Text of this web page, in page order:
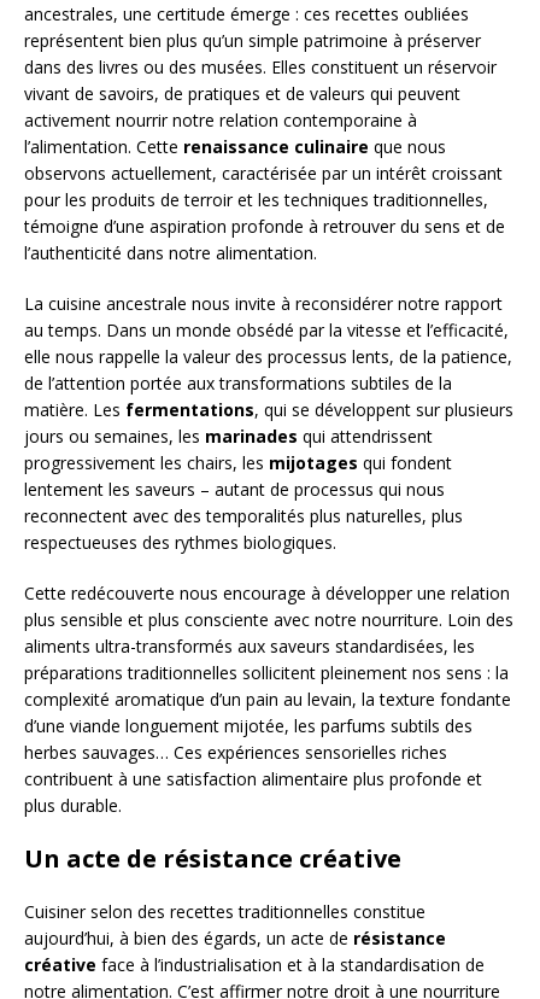
ancestrales, une certitude émerge : ces recettes oubliées
représentent bien plus qu’un simple patrimoine à préserver
dans des livres ou des musées. Elles constituent un réservoir
vivant de savoirs, de pratiques et de valeurs qui peuvent
activement nourrir notre relation contemporaine à
l’alimentation. Cette renaissance culinaire que nous
observons actuellement, caractérisée par un intérêt croissant
pour les produits de terroir et les techniques traditionnelles,
témoigne d’une aspiration profonde à retrouver du sens et de
l’authenticité dans notre alimentation.
La cuisine ancestrale nous invite à reconsidérer notre rapport
au temps. Dans un monde obsédé par la vitesse et l’efficacité,
elle nous rappelle la valeur des processus lents, de la patience,
de l’attention portée aux transformations subtiles de la
matière. Les fermentations, qui se développent sur plusieurs
jours ou semaines, les marinades qui attendrissent
progressivement les chairs, les mijotages qui fondent
lentement les saveurs – autant de processus qui nous
reconnectent avec des temporalités plus naturelles, plus
respectueuses des rythmes biologiques.
Cette redécouverte nous encourage à développer une relation
plus sensible et plus consciente avec notre nourriture. Loin des
aliments ultra-transformés aux saveurs standardisées, les
préparations traditionnelles sollicitent pleinement nos sens : la
complexité aromatique d’un pain au levain, la texture fondante
d’une viande longuement mijotée, les parfums subtils des
herbes sauvages… Ces expériences sensorielles riches
contribuent à une satisfaction alimentaire plus profonde et
plus durable.
Un acte de résistance créative
Cuisiner selon des recettes traditionnelles constitue
aujourd’hui, à bien des égards, un acte de résistance
créative face à l’industrialisation et à la standardisation de
notre alimentation. C’est affirmer notre droit à une nourriture